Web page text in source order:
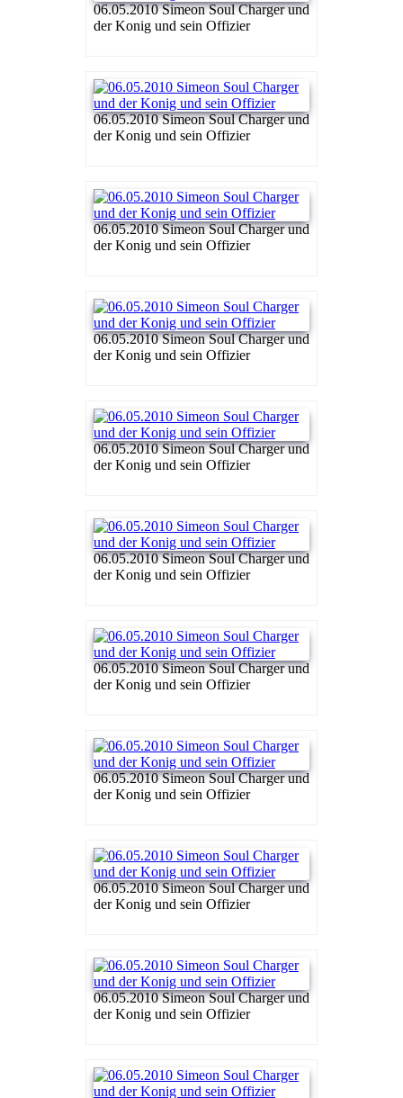
06.05.2010 Simeon Soul Charger und
der Konig und sein Offizier
06.05.2010 Simeon Soul Charger und
der Konig und sein Offizier
06.05.2010 Simeon Soul Charger und
der Konig und sein Offizier
06.05.2010 Simeon Soul Charger und
der Konig und sein Offizier
06.05.2010 Simeon Soul Charger und
der Konig und sein Offizier
06.05.2010 Simeon Soul Charger und
der Konig und sein Offizier
06.05.2010 Simeon Soul Charger und
der Konig und sein Offizier
06.05.2010 Simeon Soul Charger und
der Konig und sein Offizier
06.05.2010 Simeon Soul Charger und
der Konig und sein Offizier
06.05.2010 Simeon Soul Charger und
der Konig und sein Offizier